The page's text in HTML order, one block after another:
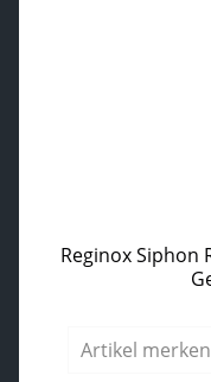
Reginox Siphon
Artikel merken